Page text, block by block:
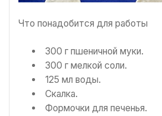
Что понадобится для работы
300 г пшеничной муки.
300 г мелкой соли.
125 мл воды.
Скалка.
Формочки для печенья.